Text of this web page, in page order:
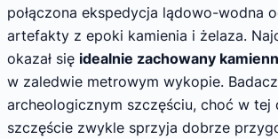
połączona ekspedycja lądowo-wodna
artefakty z epoki kamienia i żelaza.
okazał się idealnie zachowany
w zaledwie metrowym wykopie.
archeologicznym szczęściu, choć w tej
szczęście zwykle sprzyja dobrze